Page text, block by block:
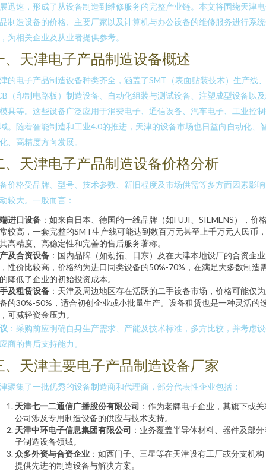
迅速，形成了从设备制造到维修服务的完整产业链。本文将围绕天津
制造设备的价格、主要厂家以及计算机与办公设备的维修服务进行系
为相关企业及从业者提供参考。
、天津电子产品制造设备概述
的电子产品制造设备种类齐全，涵盖了SMT（表面贴装技术）生产线、
（印制电路板）制造设备、自动化组装与测试设备、注塑成型设备以
具等。这些设备广泛应用于消费电子、通信设备、汽车电子、工业控
。随着智能制造和工业4.0的推进，天津的设备市场也日益向自动化、
、高精度方向发展。
、天津电子产品制造设备价格分析
价格受品牌、型号、技术参数、新旧程度及市场供需等多方面因素影
较大。一般而言：
进口设备 ：如来自日本、德国的一线品牌（如FUJI、SIEMENS），价
较高，一套完整的SMT生产线可能达到数百万元甚至上千万元人民币
高精度、高稳定性和完善的售后服务著称。
及合资设备 ：国内品牌（如劲拓、日东）及在天津本地设厂的合资企
性价比较高，价格约为进口同类设备的50%-70%，在满足大多数制造
降低了企业的初始投资成本。
及租赁设备 ：天津及周边地区存在活跃的二手设备市场，价格可能仅
的30%-50%，适合初创企业或小批量生产。设备租赁也是一种灵活的
可减轻资金压力。
：采购前应明确自身生产需求、产能及技术标准，多方比较，并考虑
商的售后支持能力。
、天津主要电子产品制造设备厂家
聚集了一批优秀的设备制造商和代理商，部分代表性企业包括：
天津七一二通信广播股份有限公司 ：作为老牌电子企业，其旗下或
公司涉及专用制造设备的供应与技术支持。
天津中环电子信息集团有限公司 ：业务覆盖半导体材料、器件及部
子制造设备领域。
众多外资与合资企业 ：如西门子、三星等在天津设有工厂或分支机
提供先进的制造设备与解决方案。